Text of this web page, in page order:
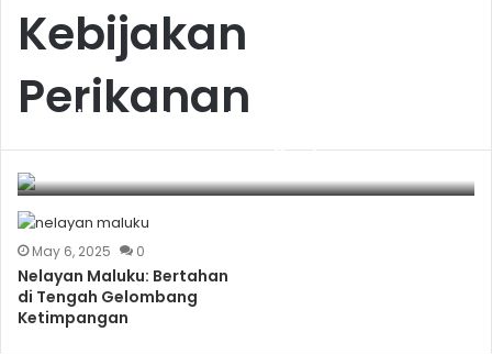
Kebijakan
Perikanan
Menimbang Ulang Laut Maluku: Aspirasi
May 6, 2025 0
Nelayan Maluku: Bertahan
di Tengah Gelombang
Ketimpangan